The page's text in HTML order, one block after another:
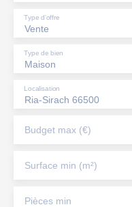
Vente
Type d'offre
Maison
Type de bien
Ria-Sirach 66500
Localisation
Budget max (€)
Surface min (m²)
Pièces min